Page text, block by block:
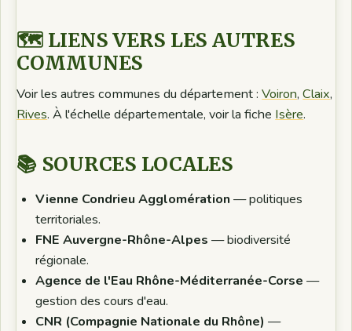
🗺️ LIENS VERS LES AUTRES
COMMUNES
Voir les autres communes du département :Voiron,Claix,
Rives. À l'échelle départementale, voir la fiche Isère.
📚 SOURCES LOCALES
Vienne Condrieu Agglomération — politiques
territoriales.
FNE Auvergne-Rhône-Alpes — biodiversité
régionale.
Agence de l'Eau Rhône-Méditerranée-Corse —
gestion des cours d'eau.
CNR (Compagnie Nationale du Rhône) —